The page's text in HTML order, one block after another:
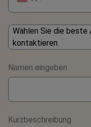
Wählen Sie die beste
kontaktieren
WhatsApp
Viber
Telegram
Namen eingeben
Kurzbeschreibung